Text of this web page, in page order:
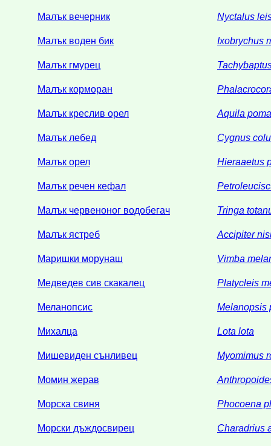
Малък вечерник Nyctalus
Малък воден бик Ixobrychus
Малък гмурец
Малък корморан
Малък креслив орел Aquila
Малък лебед Cygnus
Малък орел Hieraaetus
Малък речен кефал
Малък червеноног водобегач Tringa
Малък ястреб Accipiter
Маришки морунаш Vimba
Медведев сив скакалец Platycleis
Меланопсис Melanopsis
Михалца Lota lota
Мишевиден сънливец Myomimus
Момин жерав
Морска свиня Phocoena
Морски дъждосвирец Charadrius